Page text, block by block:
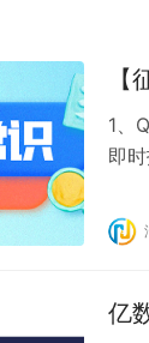
【
1、
即
金
险
亿